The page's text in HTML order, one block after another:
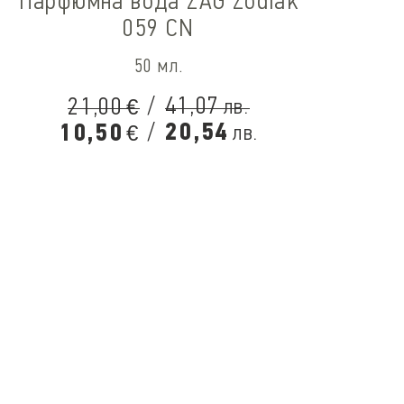
059 CN
50 мл.
21,00€ / 41,07лв.
10,50 € / 20,54 лв.